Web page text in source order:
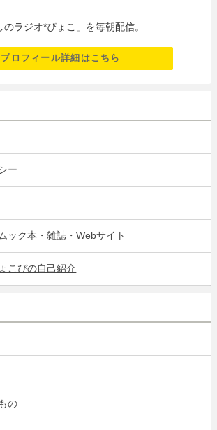
ラジオ*ぴょこ」を毎朝配信。
プロフィール詳細はこちら
ー
ック本・雑誌・Webサイト
こぴの自己紹介
の